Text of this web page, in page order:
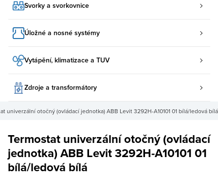
Svorky a svorkovnice
Úložné a nosné systémy
Vytápění, klimatizace a TUV
Zdroje a transformátory
univerzální otočný (ovládací jednotka) ABB Levit 3292H-A10101 01 bílá/ledová bílá
Termostat univerzální otočný (ovládací
jednotka) ABB Levit 3292H-A10101 01
bílá/ledová bílá